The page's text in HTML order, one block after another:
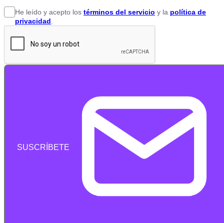
He leído y acepto los términos del servicio y la política de
privacidad
SUSCRÍBETE